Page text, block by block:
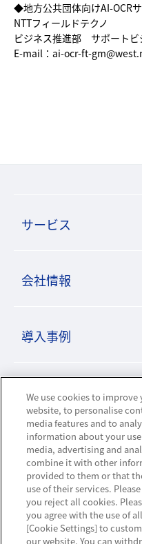
◆地方公共団体向けAI-OCR
NTTフィールドテクノ
ビジネス推進部 サポートビ
E-mail：ai-ocr-ft-
サービス
会社情報
導入事例
ビジネスパートナー
ニュースリリース
お知らせ
お問い合わせ／サポート
We use cookies to
website, to personalise
media features and to
information about your
media, advertising and
combine it with other
provided to them or that
use of their services.
you reject all cookies.
you agree with the use of
[Cookie Settings] to
our website. You can